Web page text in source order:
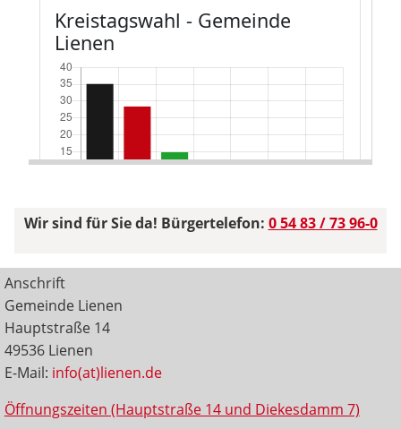
Wir sind für Sie da! Bürgertelefon: 0 54 83 / 73 96-0
Anschrift
Gemeinde Lienen
Hauptstraße 14
49536 Lienen
E-Mail: info(at)lienen.de
Öffnungszeiten (Hauptstraße 14 und Diekesdamm 7)